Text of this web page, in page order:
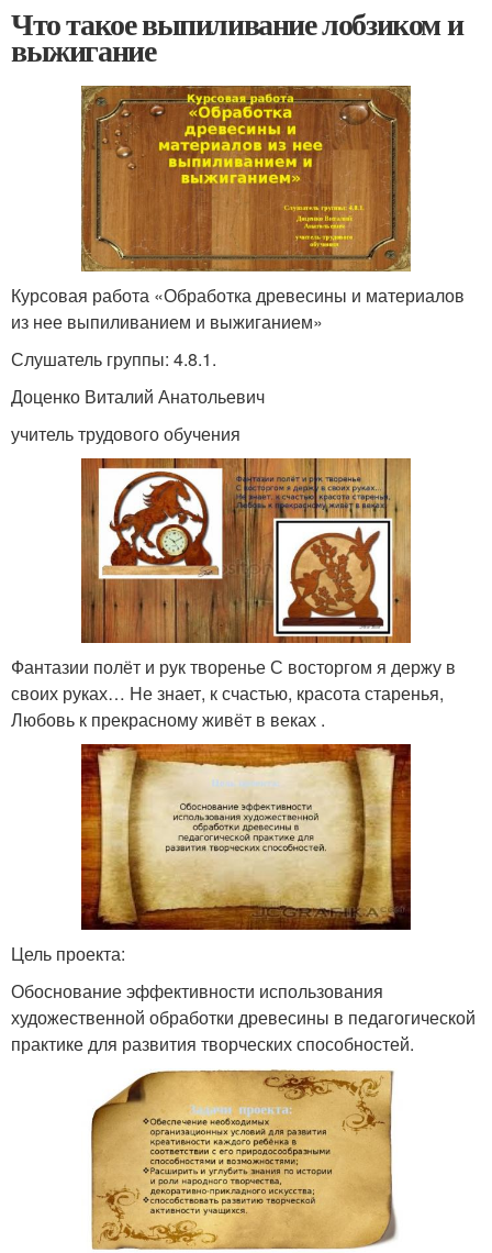
Что такое выпиливание лобзиком и
выжигание
Курсовая работа «Обработка древесины и материалов
из нее выпиливанием и выжиганием»
Слушатель группы: 4.8.1.
Доценко Виталий Анатольевич
учитель трудового обучения
Фантазии полёт и рук творенье С восторгом я держу в
своих руках… Не знает, к счастью, красота старенья,
Любовь к прекрасному живёт в веках .
Цель проекта:
Обоснование эффективности использования
художественной обработки древесины в педагогической
практике для развития творческих способностей.